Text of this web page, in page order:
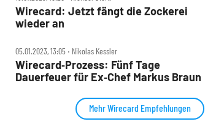
Wirecard: Jetzt fängt die Zockerei
wieder an
05.01.2023, 13:05 ‧ Nikolas Kessler
Wirecard‑Prozess: Fünf Tage
Dauerfeuer für Ex‑Chef Markus Braun
Mehr Wirecard Empfehlungen